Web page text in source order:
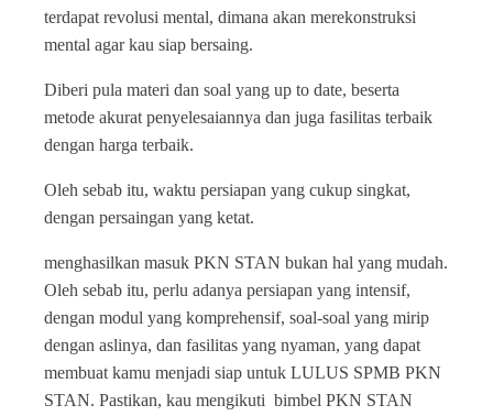
terdapat revolusi mental, dimana akan merekonstruksi
mental agar kau siap bersaing.
Diberi pula materi dan soal yang up to date, beserta
metode akurat penyelesaiannya dan juga fasilitas terbaik
dengan harga terbaik.
Oleh sebab itu, waktu persiapan yang cukup singkat,
dengan persaingan yang ketat.
menghasilkan masuk PKN STAN bukan hal yang mudah.
Oleh sebab itu, perlu adanya persiapan yang intensif,
dengan modul yang komprehensif, soal-soal yang mirip
dengan aslinya, dan fasilitas yang nyaman, yang dapat
membuat kamu menjadi siap untuk LULUS SPMB PKN
STAN. Pastikan, kau mengikuti bimbel PKN STAN